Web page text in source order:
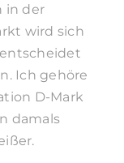
in der
wird sich
Ich gehöre
D-Mark
damals